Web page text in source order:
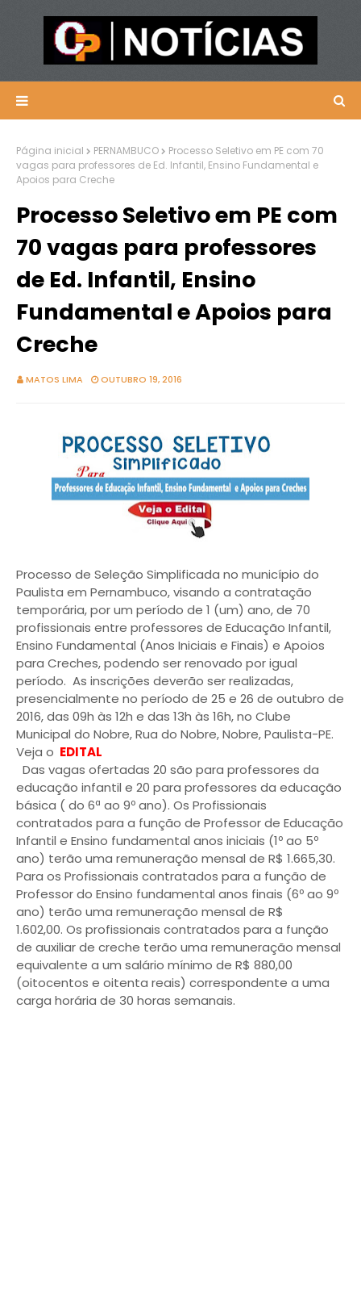
Página inicial PERNAMBUCO
Processo Seletivo em PE com 70
vagas para professores de Ed. Infantil, Ensino Fundamental e
Apoios para Creche
Processo Seletivo em PE com
70 vagas para professores
de Ed. Infantil, Ensino
Fundamental e Apoios para
Creche
MATOS LIMA OUTUBRO 19, 2016
Processo de Seleção Simplificada no município do
Paulista em Pernambuco, visando a contratação
temporária, por um período de 1 (um) ano, de 70
profissionais entre professores de Educação Infantil,
Ensino Fundamental (Anos Iniciais e Finais) e Apoios
para Creches, podendo ser renovado por igual
período. As inscrições deverão ser realizadas,
presencialmente no período de 25 e 26 de outubro de
2016, das 09h às 12h e das 13h às 16h, no Clube
Municipal do Nobre, Rua do Nobre, Nobre, Paulista-PE.
Veja o EDITAL
Das vagas ofertadas 20 são para professores da
educação infantil e 20 para professores da educação
básica ( do 6ª ao 9º ano). Os Profissionais
contratados para a função de Professor de Educação
Infantil e Ensino fundamental anos iniciais (1º ao 5º
ano) terão uma remuneração mensal de R$ 1.665,30.
Para os Profissionais contratados para a função de
Professor do Ensino fundamental anos finais (6º ao 9º
ano) terão uma remuneração mensal de R$
1.602,00. Os profissionais contratados para a função
de auxiliar de creche terão uma remuneração mensal
equivalente a um salário mínimo de R$ 880,00
(oitocentos e oitenta reais) correspondente a uma
carga horária de 30 horas semanais.